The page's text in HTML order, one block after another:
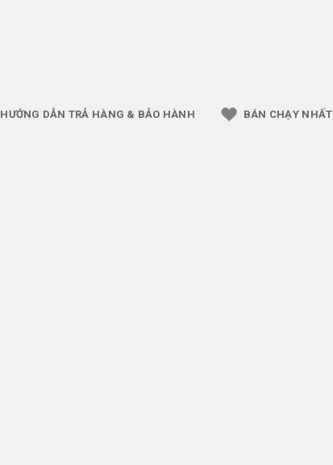
HƯỚNG DẪN TRẢ HÀNG & BẢO HÀNH BÁN CHẠY NHẤT